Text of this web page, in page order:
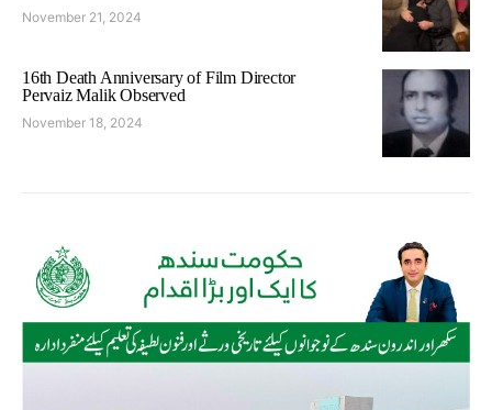
November 21, 2024
16th Death Anniversary of Film Director
Pervaiz Malik Observed
November 18, 2024